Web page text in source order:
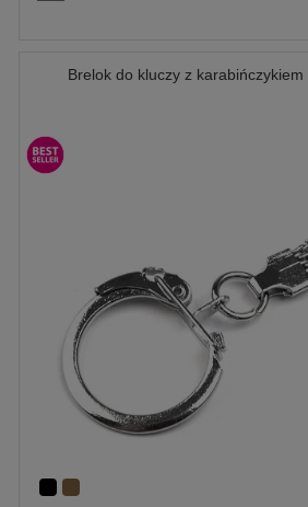
Brelok do kluczy z karabińczykiem